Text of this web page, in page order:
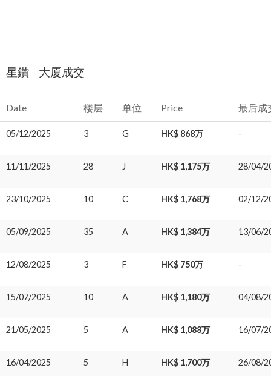
星鑽 - 大厦成交
Date 楼层 单位 Price 最后成
05/12/2025 3 G HK$ 868万 -
11/11/2025 28 J HK$ 1,175万 28/04/
23/10/2025 10 C HK$ 1,768万 02/12/
05/09/2025 35 A HK$ 1,384万 13/06/
12/08/2025 3 F HK$ 750万 -
15/07/2025 10 A HK$ 1,180万 04/08/
21/05/2025 5 A HK$ 1,088万 16/07/
16/04/2025 5 H HK$ 1,700万 26/08/